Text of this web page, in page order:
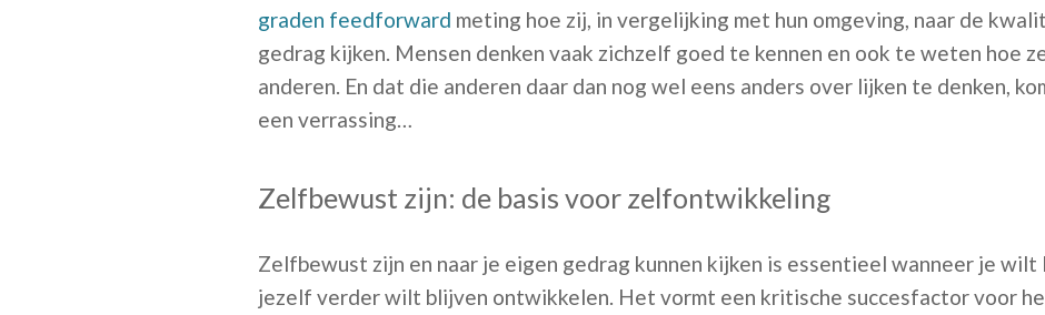
graden feedforward meting hoe zij, in vergelijking met hun omgeving, naar de
gedrag kijken. Mensen denken vaak zichzelf goed te kennen en ook te weten hoe
anderen. En dat die anderen daar dan nog wel eens anders over lijken te denken,
een verrassing…
Zelfbewust zijn: de basis voor zelfontwikkeling
Zelfbewust zijn en naar je eigen gedrag kunnen kijken is essentieel wanneer je wilt
jezelf verder wilt blijven ontwikkelen. Het vormt een kritische succesfactor voor